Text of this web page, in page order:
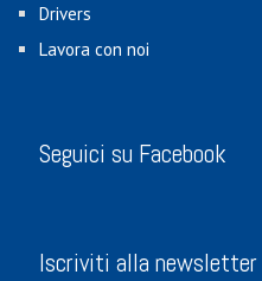
Drivers
Lavora con noi
Seguici su Facebook
Iscriviti alla newsletter